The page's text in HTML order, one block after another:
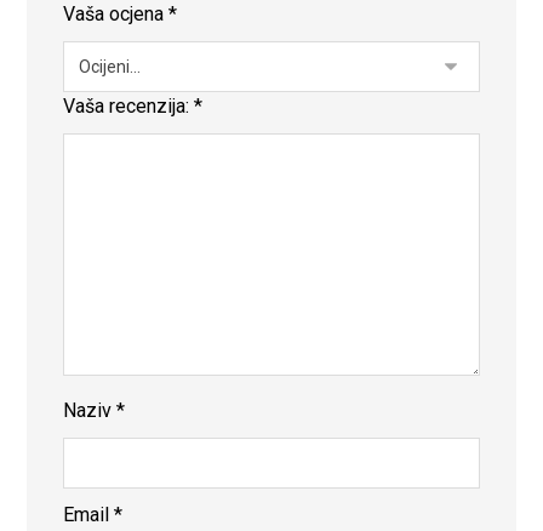
Vaša ocjena*
Vaša recenzija:*
Naziv*
Email*